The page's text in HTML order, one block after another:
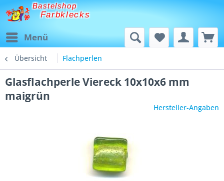
Bastelshop
Farbklecks
Menü
Übersicht Flachperlen
Glasflachperle Viereck 10x10x6 mm
maigrün
Hersteller-Angaben